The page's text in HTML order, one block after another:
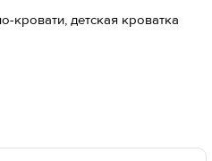
кровати, детская кроватка